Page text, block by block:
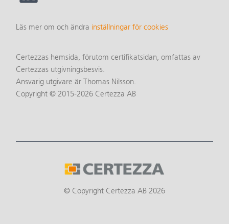
Läs mer om och ändra inställningar för cookies
Certezzas hemsida, förutom certifikatsidan, omfattas av
Certezzas utgivningsbesvis.
Ansvarig utgivare är Thomas Nilsson.
Copyright © 2015-2026 Certezza AB
© Copyright Certezza AB 2026